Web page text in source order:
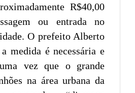
R$40,00
ou entrada no
O prefeito Alberto
medida é necessária e
vez que o grande
na área urbana da